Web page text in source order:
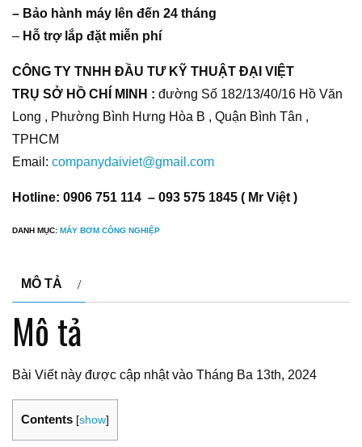
– Bảo hành máy lên đến 24 tháng
– Hỗ trợ lắp đặt miễn phí
CÔNG TY TNHH ĐẦU TƯ KỸ THUẬT ĐẠI VIỆT
TRỤ SỞ HỒ CHÍ MINH : đường Số 182/13/40/16 Hồ Văn
Long , Phường Bình Hưng Hòa B , Quận Bình Tân ,
TPHCM
Email: companydaiviet@gmail.com
Hotline: 0906 751 114 – 093 575 1845 ( Mr Việt )
DANH MỤC: MÁY BƠM CÔNG NGHIỆP
MÔ TẢ
Mô tả
Bài Viết này được cập nhật vào Tháng Ba 13th, 2024
Contents [show]